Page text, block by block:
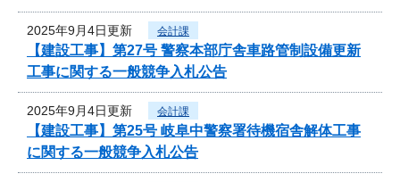
2025年9月4日更新 会計課
【建設工事】第27号 警察本部庁舎車路管制設備更新
工事に関する一般競争入札公告
2025年9月4日更新 会計課
【建設工事】第25号 岐阜中警察署待機宿舎解体工事
に関する一般競争入札公告